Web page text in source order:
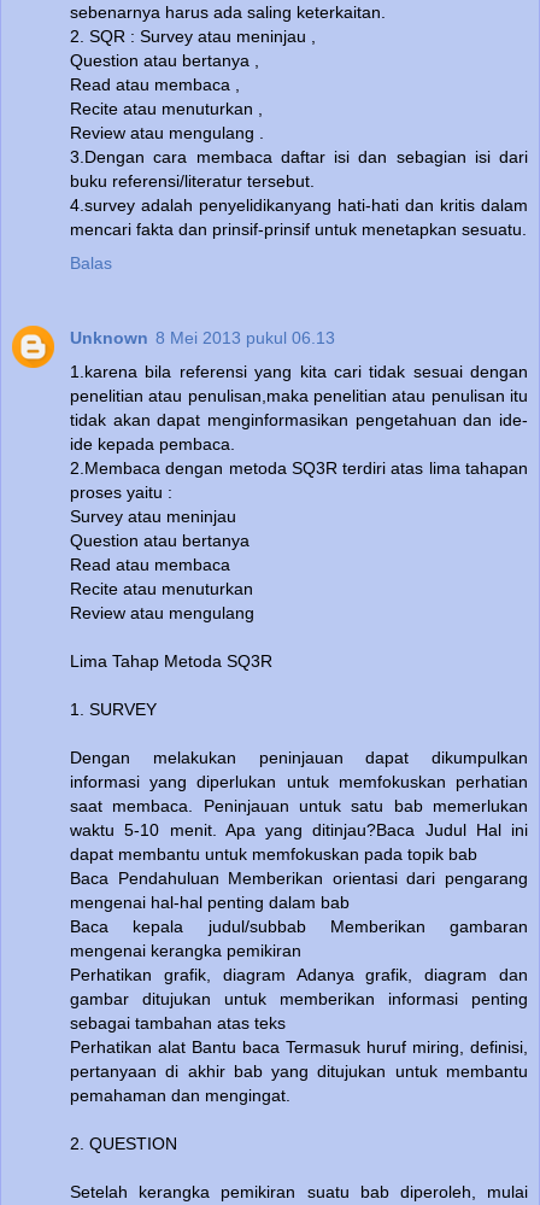
sebenarnya harus ada saling keterkaitan.
2. SQR : Survey atau meninjau ,
Question atau bertanya ,
Read atau membaca ,
Recite atau menuturkan ,
Review atau mengulang .
3.Dengan cara membaca daftar isi dan sebagian isi dari
buku referensi/literatur tersebut.
4.survey adalah penyelidikanyang hati-hati dan kritis dalam
mencari fakta dan prinsif-prinsif untuk menetapkan sesuatu.
Balas
Unknown 8 Mei 2013 pukul 06.13
1.karena bila referensi yang kita cari tidak sesuai dengan
penelitian atau penulisan,maka penelitian atau penulisan itu
tidak akan dapat menginformasikan pengetahuan dan ide-
ide kepada pembaca.
2.Membaca dengan metoda SQ3R terdiri atas lima tahapan
proses yaitu :
Survey atau meninjau
Question atau bertanya
Read atau membaca
Recite atau menuturkan
Review atau mengulang
Lima Tahap Metoda SQ3R
1. SURVEY
Dengan melakukan peninjauan dapat dikumpulkan
informasi yang diperlukan untuk memfokuskan perhatian
saat membaca. Peninjauan untuk satu bab memerlukan
waktu 5-10 menit. Apa yang ditinjau?Baca Judul Hal ini
dapat membantu untuk memfokuskan pada topik bab
Baca Pendahuluan Memberikan orientasi dari pengarang
mengenai hal-hal penting dalam bab
Baca kepala judul/subbab Memberikan gambaran
mengenai kerangka pemikiran
Perhatikan grafik, diagram Adanya grafik, diagram dan
gambar ditujukan untuk memberikan informasi penting
sebagai tambahan atas teks
Perhatikan alat Bantu baca Termasuk huruf miring, definisi,
pertanyaan di akhir bab yang ditujukan untuk membantu
pemahaman dan mengingat.
2. QUESTION
Setelah kerangka pemikiran suatu bab diperoleh, mulai